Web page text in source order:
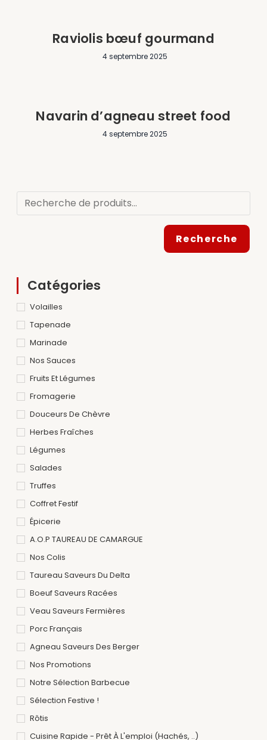
Raviolis bœuf gourmand
4 septembre 2025
Navarin d’agneau street food
4 septembre 2025
Recherche
Catégories
Volailles
Tapenade
Marinade
Nos Sauces
Fruits Et Légumes
Fromagerie
Douceurs De Chèvre
Herbes Fraîches
Légumes
Salades
Truffes
Coffret Festif
Épicerie
A.O.P TAUREAU DE CAMARGUE
Nos Colis
Taureau Saveurs Du Delta
Boeuf Saveurs Racées
Veau Saveurs Fermières
Porc Français
Agneau Saveurs Des Berger
Nos Promotions
Notre Sélection Barbecue
Sélection Festive !
Rôtis
Cuisine Rapide - Prêt À L'emploi (hachés, ..)